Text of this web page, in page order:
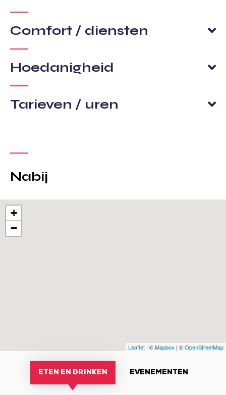
Comfort / diensten
Hoedanigheid
Tarieven / uren
Nabij
+
−
Leaflet | ©Mapbox | ©OpenStreetMap
ETEN EN DRINKEN EVENEMENTEN